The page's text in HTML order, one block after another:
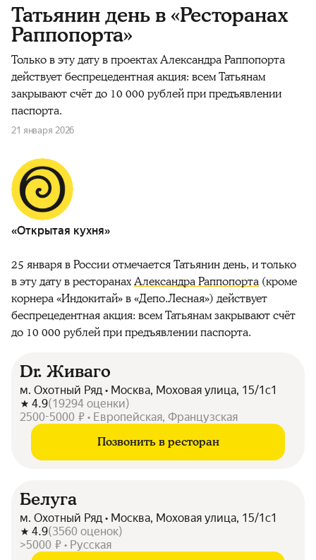
Татьянин день в «Ресторанах
Раппопорта»
Только в эту дату в проектах Александра Раппопорта
действует беспрецедентная акция: всем Татьянам
закрывают счёт до 10 000 рублей при предъявлении
паспорта.
21 января 2026
«Открытая кухня»
25 января в России отмечается Татьянин день, и только
в эту дату в ресторанахАлександра Раппопорта (кроме
корнера «Индокитай» в «Депо.Лесная») действует
беспрецедентная акция: всем Татьянам закрывают счёт
до 10 000 рублей при предъявлении паспорта.
Dr. Живаго
м. Охотный Ряд • Москва, Моховая улица, 15/1с1
4.9(19294 оценки)
2500-5000 ₽ • Европейская, Французская
Позвонить в ресторан
Белуга
м. Охотный Ряд • Москва, Моховая улица, 15/1с1
4.9(3560 оценок)
>5000 ₽ • Русская